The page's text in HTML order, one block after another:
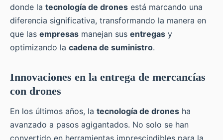
donde la tecnología de drones está marcando una
diferencia significativa, transformando la manera en
que las empresas manejan sus entregas y
optimizando la cadena de suministro.
Innovaciones en la entrega de mercancías
con drones
En los últimos años, la tecnología de drones ha
avanzado a pasos agigantados. No solo se han
convertido en herramientas imprescindibles para la